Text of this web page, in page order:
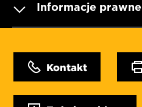
Informacje prawne
Kontakt